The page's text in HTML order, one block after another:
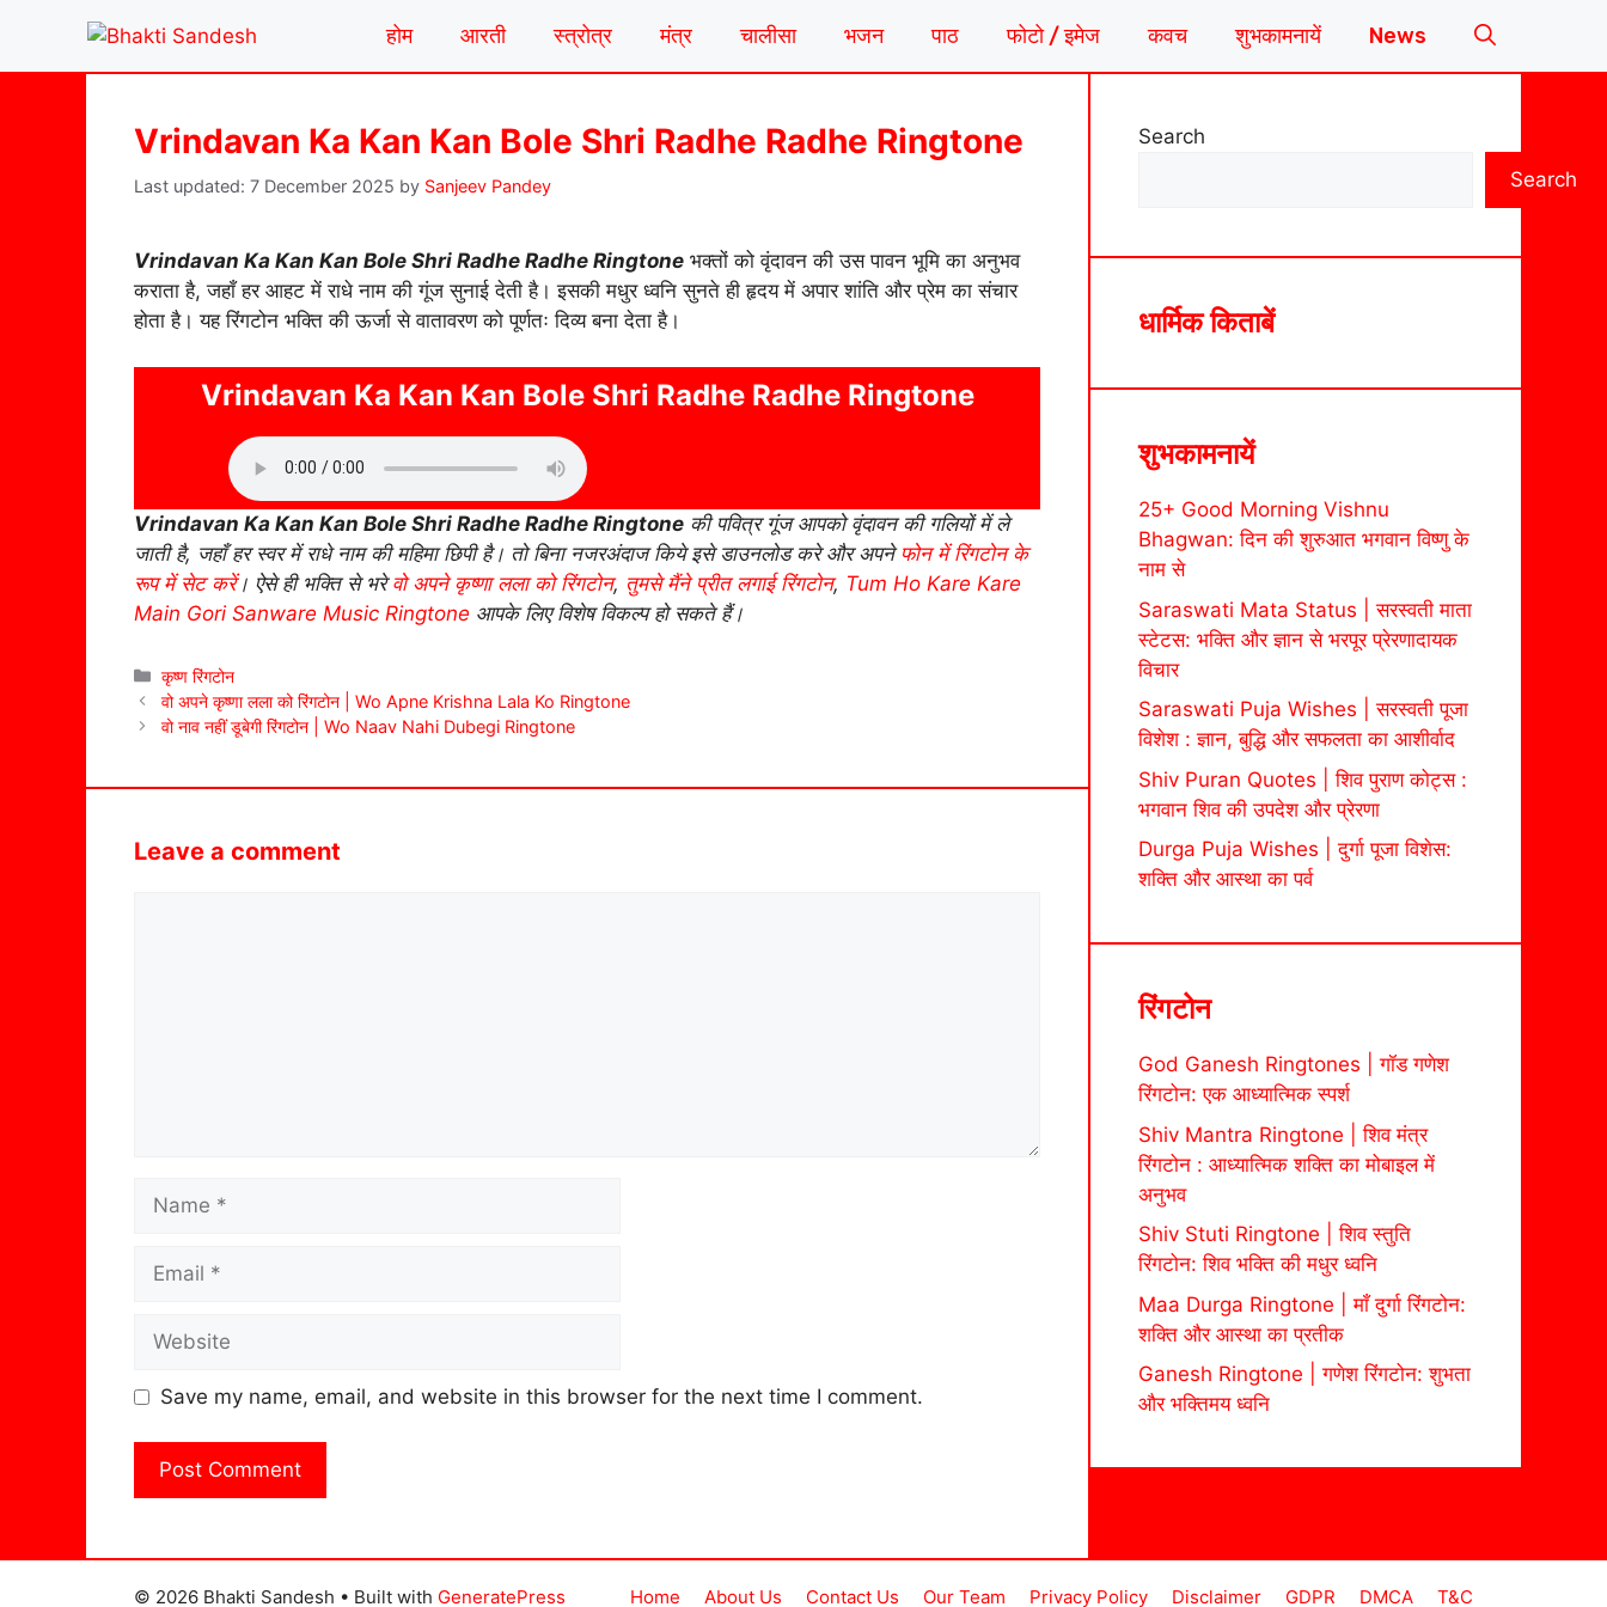
content
होम आरती स्त्रोत्र मंत्र चालीसा भजन पाठ फोटो / इमेज कवच शुभकामनायें News
Vrindavan Ka Kan Kan Bole Shri Radhe Radhe Ringtone
7 December 2025 by Sanjeev Pandey
Vrindavan Ka Kan Kan Bole Shri Radhe Radhe Ringtone भक्तों को वृंदावन की उस पावन भूमि का अनुभव
कराता है, जहाँ हर आहट में राधे नाम की गूंज सुनाई देती है। इसकी मधुर ध्वनि सुनते ही हृदय में अपार शांति और प्रेम का संचार
होता है। यह रिंगटोन भक्ति की ऊर्जा से वातावरण को पूर्णतः दिव्य बना देता है।
Vrindavan Ka Kan Kan Bole Shri Radhe Radhe Ringtone
Vrindavan Ka Kan Kan Bole Shri Radhe Radhe Ringtone की पवित्र गूंज आपको वृंदावन की गलियों में ले
जाती है, जहाँ हर स्वर में राधे नाम की महिमा छिपी है। तो बिना नजरअंदाज किये इसे डाउनलोड करे और अपनेफोन में रिंगटोन के
रूप में सेट करें। ऐसे ही भक्ति से भरेवो अपने कृष्णा लला को रिंगटोन, तुमसे मैंने प्रीत लगाई रिंगटोन, Tum Ho Kare Kare
Main Gori Sanware Music Ringtone आपके लिए विशेष विकल्प हो सकते हैं।
Categories
कृष्ण रिंगटोन
वो अपने कृष्णा लला को रिंगटोन | Wo Apne Krishna Lala Ko Ringtone
वो नाव नहीं डूबेगी रिंगटोन | Wo Naav Nahi Dubegi Ringtone
Leave a comment
Save my name, email, and website in this browser for the next time I comment.
Search
Search
धार्मिक किताबें
शुभकामनायें
25+ Good Morning Vishnu
Bhagwan: दिन की शुरुआत भगवान विष्णु के
नाम से
Saraswati Mata Status | सरस्वती माता
स्टेटस: भक्ति और ज्ञान से भरपूर प्रेरणादायक
विचार
Saraswati Puja Wishes | सरस्वती पूजा
विशेश : ज्ञान, बुद्धि और सफलता का आशीर्वाद
Shiv Puran Quotes | शिव पुराण कोट्स :
भगवान शिव की उपदेश और प्रेरणा
Durga Puja Wishes | दुर्गा पूजा विशेस:
शक्ति और आस्था का पर्व
रिंगटोन
God Ganesh Ringtones | गॉड गणेश
रिंगटोन: एक आध्यात्मिक स्पर्श
Shiv Mantra Ringtone | शिव मंत्र
रिंगटोन : आध्यात्मिक शक्ति का मोबाइल में
अनुभव
Shiv Stuti Ringtone | शिव स्तुति
रिंगटोन: शिव भक्ति की मधुर ध्वनि
Maa Durga Ringtone | माँ दुर्गा रिंगटोन:
शक्ति और आस्था का प्रतीक
Ganesh Ringtone | गणेश रिंगटोन: शुभता
और भक्तिमय ध्वनि
Home About Us Contact Us Our Team Privacy Policy Disclaimer GDPR DMCA T&C
© 2026 Bhakti Sandesh • Built with GeneratePress